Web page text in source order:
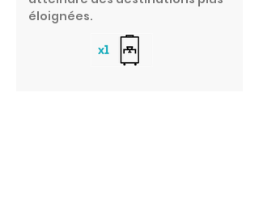
éloignées.